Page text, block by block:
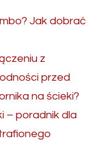
Jak dobrać
z
przed
na ścieki?
– poradnik dla